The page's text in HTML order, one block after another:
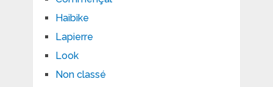
Haibike
Lapierre
Look
Non classé